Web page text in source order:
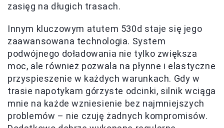
zasięg na długich trasach.
Innym kluczowym atutem 530d staje się jego
zaawansowana technologia. System
podwójnego doładowania nie tylko zwiększa
moc, ale również pozwala na płynne i elastyczne
przyspieszenie w każdych warunkach. Gdy w
trasie napotykam górzyste odcinki, silnik wciąga
mnie na każde wzniesienie bez najmniejszych
problemów – nie czuję żadnych kompromisów.